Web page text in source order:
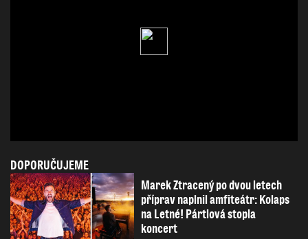
DOPORUČUJEME
Marek Ztracený po dvou letech
příprav naplnil amfiteátr: Kolaps
na Letné! Pártlová stopla
koncert